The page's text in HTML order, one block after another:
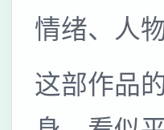
情绪、人
这部作品